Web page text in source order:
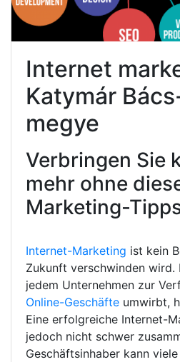
Internet
Katymár
megye
Verbringen Sie
mehr ohne
Marketing-
Internet-Marketing ist kein
Zukunft verschwinden wird.
jedem Unternehmen zur
Online-Geschäfte umwirbt,
Eine erfolgreiche Internet-
jedoch nicht schwer
Geschäftsinhaber kann